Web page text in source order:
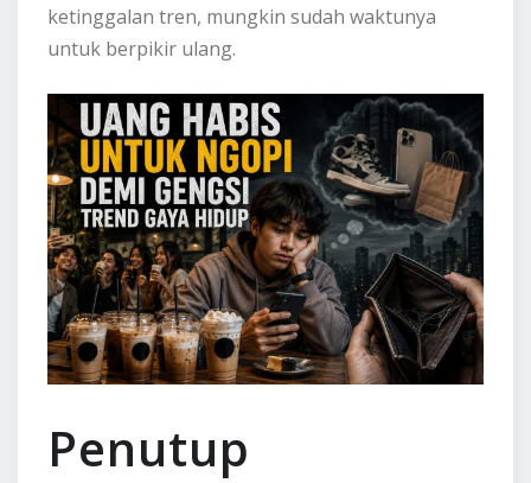
ketinggalan tren, mungkin sudah waktunya
untuk berpikir ulang.
Penutup